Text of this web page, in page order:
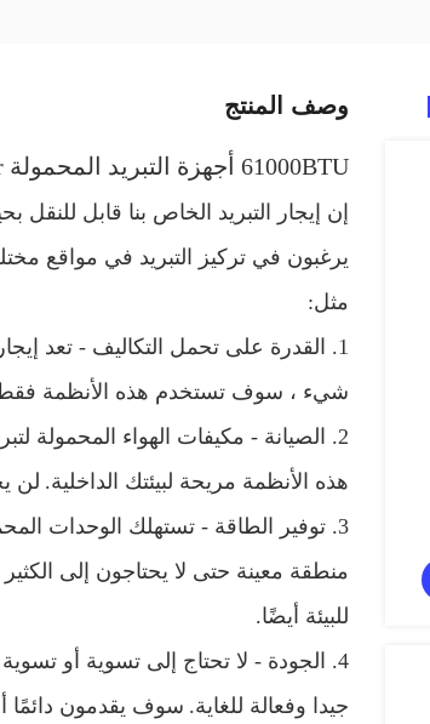
وصف المنتج
61000BTU أجهزة التبريد المحمولة Spor ، خيمة التبريد ، مكيف الهواء المحمول R410A
إن إيجار التبريد الخاص بنا قابل
يرغبون في تركيز التبريد في مواقع
مثل:
1. القدرة على تحمل التكاليف - تعد إيجارات التبريد الفوري المؤقتة ميسورة التكلفة أكثر من الحلول الدائمة.
شيء ، سوف تستخدم هذه الأنظمة فقط
2. الصيانة - مكيفات الهواء المحمولة لتبريد البقع سهلة الصيانة والتنظيف.
هذه الأنظمة مريحة لبيئتك الداخلية. لن
3. توفير الطاقة - تستهلك الوحدات المحمولة طاقة أقل بالمقارنة مع مكيفات الهواء الدائمة واسعة النطاق.
منطقة معينة حتى لا يحتاجون إلى
للبيئة أيضًا.
4. الجودة - لا تحتاج إلى تسوية أو تسوية بشأن الجودة عند استئجار أنظمة تبريد موضعي مؤقتة.
جيدا وفعالة للغاية. سوف يقدمون دائمًا